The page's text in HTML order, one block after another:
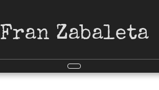
Fran Zabaleta